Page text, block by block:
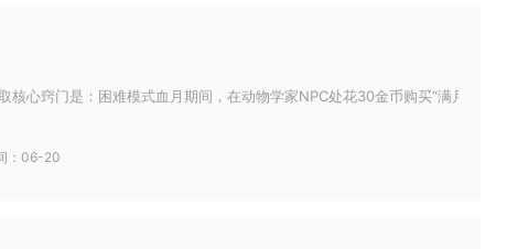
核心窍门是：困难模式血月期间，在动物学家NPC处花30金币购买“满月尖叫
：06-20